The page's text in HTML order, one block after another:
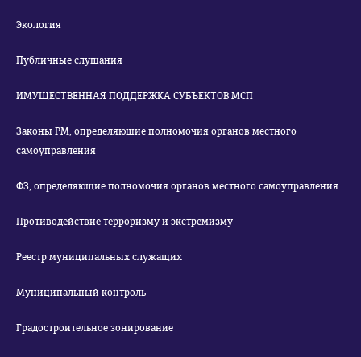
Экология
Публичные слушания
ИМУЩЕСТВЕННАЯ ПОДДЕРЖКА СУБЪЕКТОВ МСП
Законы РМ, определяющие полномочия органов местного
самоуправления
ФЗ, определяющие полномочия органов местного самоуправления
Противодействие терроризму и экстремизму
Реестр муниципальных служащих
Муниципальный контроль
Градостроительное зонирование